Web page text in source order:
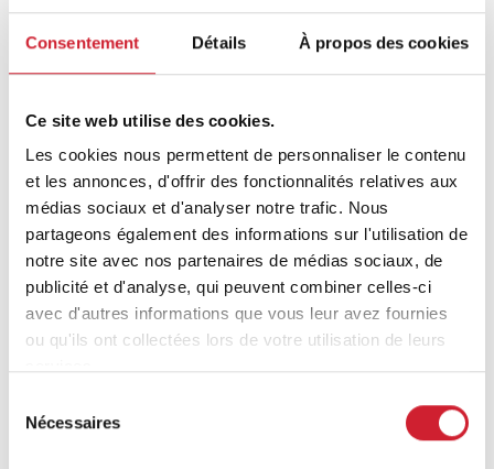
Consentement Détails À propos des cookies
Ce site web utilise des cookies.
Les cookies nous permettent de personnaliser le contenu
et les annonces, d'offrir des fonctionnalités relatives aux
médias sociaux et d'analyser notre trafic. Nous
partageons également des informations sur l'utilisation de
notre site avec nos partenaires de médias sociaux, de
publicité et d'analyse, qui peuvent combiner celles-ci
avec d'autres informations que vous leur avez fournies
ou qu'ils ont collectées lors de votre utilisation de leurs
Nécessaires
Why Is Word of Mouth Marketing
Important?
(BNI Global)
Thu, 06 August 2026
Word of mouth marketing has a reputation problem
it doesn’t deserve. It gets treated like a nice bonus
instead of a real growth channel, something that
happens on the side while the “real” marketing gets